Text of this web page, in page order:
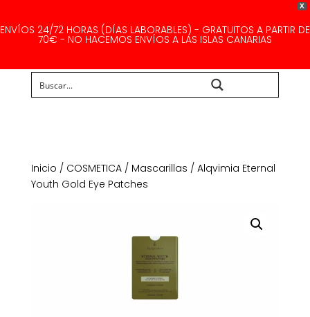
X
ENVÍOS 24/72 HORAS (DÍAS LABORABLES) - GRATUITOS A PARTIR DE
70€ - NO HACEMOS ENVÍOS A LAS ISLAS CANARIAS
Inicio / COSMETICA/ Mascarillas / Alqvimia Eternal
Youth Gold Eye Patches